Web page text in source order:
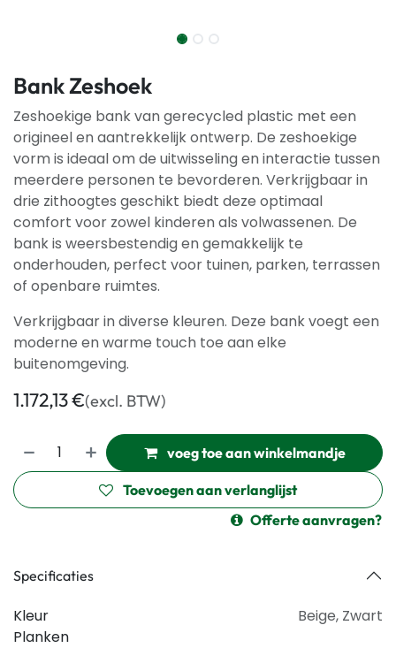
Bank Zeshoek
Zeshoekige bank van gerecycled plastic met een
origineel en aantrekkelijk ontwerp. De zeshoekige
vorm is ideaal om de uitwisseling en interactie tussen
meerdere personen te bevorderen. Verkrijgbaar in
drie zithoogtes geschikt biedt deze optimaal
comfort voor zowel kinderen als volwassenen. De
bank is weersbestendig en gemakkelijk te
onderhouden, perfect voor tuinen, parken, terrassen
of openbare ruimtes.
Verkrijgbaar in diverse kleuren. Deze bank voegt een
moderne en warme touch toe aan elke
buitenomgeving.
1.172,13€(excl. BTW)
voeg toe aan winkelmandje
Toevoegen aan verlanglijst
Offerte aanvragen?
Specificaties
Kleur
Planken
Beige, Zwart